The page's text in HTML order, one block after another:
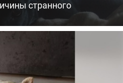
странного